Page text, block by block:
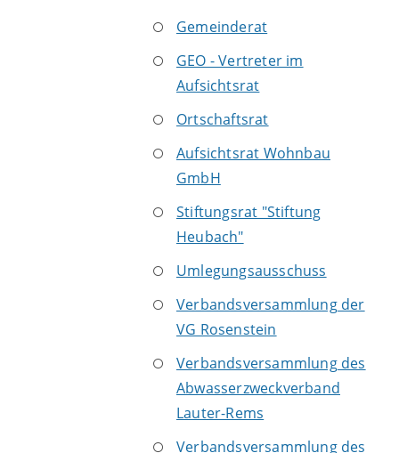
Gemeinderat
GEO - Vertreter im
Aufsichtsrat
Ortschaftsrat
Aufsichtsrat Wohnbau
GmbH
Stiftungsrat "Stiftung
Heubach"
Umlegungsausschuss
Verbandsversammlung der
VG Rosenstein
Verbandsversammlung des
Abwasserzweckverband
Lauter-Rems
Verbandsversammlung des